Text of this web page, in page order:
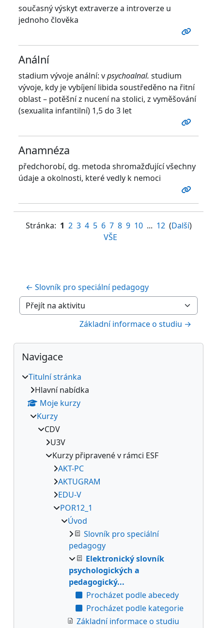
současný výskyt extraverze a introverze u
jednoho člověka
Anální
stadium vývoje anální: vpsychoalnal. studium
vývoje, kdy je vybíjení libida soustředěno na řitní
oblast – potěšní z nucení na stolici, z vyměšování
(sexualita infantilní) 1,5 do 3 let
Anamnéza
předchorobí, dg. metoda shromažďující všechny
údaje a okolnosti, které vedly k nemoci
Stránka: 1 2 3 4 5 6 7 8 9 10... 12(Další)
VŠE
← Slovník pro speciální pedagogy
Přejít na aktivitu
Základní informace o studiu →
Bloky
Přeskočit: Navigace
Navigace
Titulní stránka
Hlavní nabídka
Moje kurzy
Kurzy
CDV
U3V
Kurzy připravené v rámci ESF
AKT-PC
AKTUGRAM
EDU-V
POR12_1
Úvod
Slovník pro speciální
pedagogy
Elektronický slovník
psychologických a
pedagogický...
Procházet podle abecedy
Procházet podle kategorie
Základní informace o studiu